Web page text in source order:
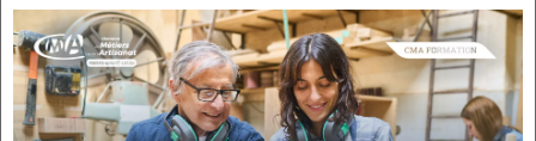
travailler en toute sécurité.
Réalisez des interventions élémentaires et/ou
manoeuvres d'ordre électrique en basse
tension dans un environnement présentant des
risques.